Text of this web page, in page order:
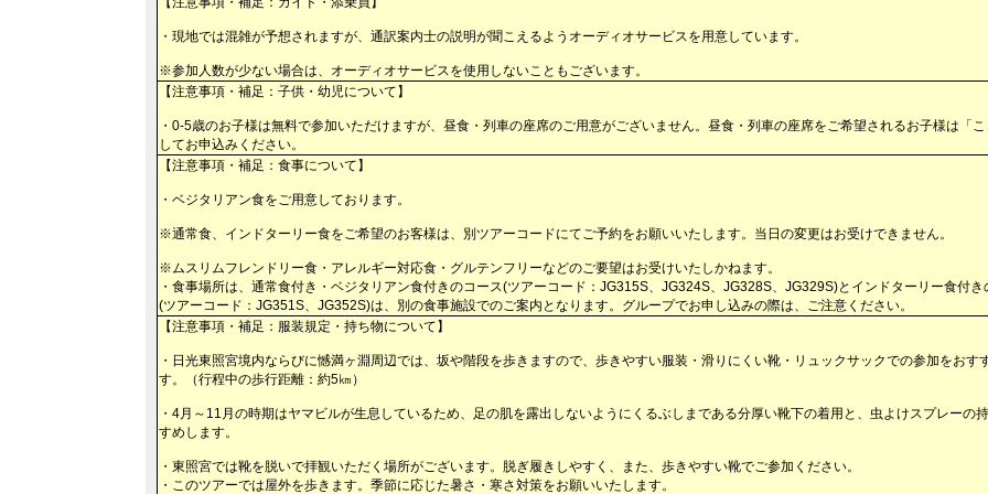
・現地では混雑が予想されますが、通訳案内士の説明が聞こえるようオーディオサービスを用意しています。
※参加人数が少ない場合は、オーディオサービスを使用しないこともございます。
【注意事項・補足：子供・幼児について】
・0-5歳のお子様は無料で参加いただけますが、昼食・列車の座席のご用意がございません。昼食・列車の座席をご希望されるお子様は「こ
してお申込みください。
【注意事項・補足：食事について】
・ベジタリアン食をご用意しております。
※通常食、インドターリー食をご希望のお客様は、別ツアーコードにてご予約をお願いいたします。当日の変更はお受けできません。
※ムスリムフレンドリー食・アレルギー対応食・グルテンフリーなどのご要望はお受けいたしかねます。
・食事場所は、通常食付き・ベジタリアン食付きのコース(ツアーコード：JG315S、JG324S、JG328S、JG329S)とインドターリー食付き
(ツアーコード：JG351S、JG352S)は、別の食事施設でのご案内となります。グループでお申し込みの際は、ご注意ください。
【注意事項・補足：服装規定・持ち物について】
・日光東照宮境内ならびに憾満ヶ淵周辺では、坂や階段を歩きますので、歩きやすい服装・滑りにくい靴・リュックサックでの参加をおす
す。（行程中の歩行距離：約5㎞）
・4月～11月の時期はヤマビルが生息しているため、足の肌を露出しないようにくるぶしまである分厚い靴下の着用と、虫よけスプレーの
すめします。
・東照宮では靴を脱いで拝観いただく場所がございます。脱ぎ履きしやすく、また、歩きやすい靴でご参加ください。
・このツアーでは屋外を歩きます。季節に応じた暑さ・寒さ対策をお願いいたします。